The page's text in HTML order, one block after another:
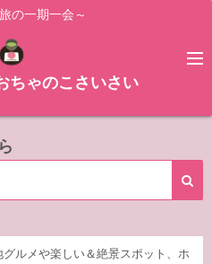
の一期一会～
ちゃのこさいさい
ルメや楽しい＆絶景スポット、ホ